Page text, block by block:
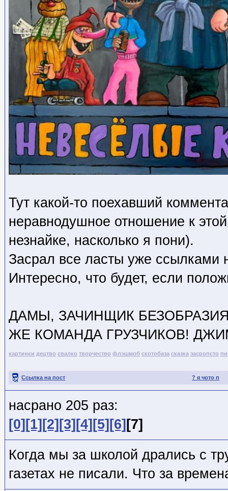
Тут какой-то поехавший
неравнодушное отношение к
незнайке, насколько я пони).
Засрал все ласты уже ссылками
Интересно, что будет, если
ДАМЫ, ЗАЧИНЩИК
ЖЕ КОМАНДА ГРУЗЧИКОВ!
картинки децтво свалко творчество флэшмоб скотобаза сказка засропсто
? я чото п
Ссылка на пост
насрано 205 раз:
[0] [1] [2] [3] [4] [5] [6] [7]
Когда мы за школой дрались с
газетах не писали. Что за